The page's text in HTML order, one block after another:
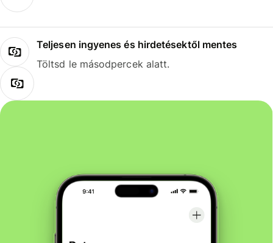
Teljesen ingyenes és hirdetésektől mentes
Töltsd le másodpercek alatt.